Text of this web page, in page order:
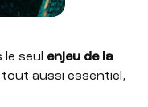
seul enjeu de la
tout aussi essentiel,